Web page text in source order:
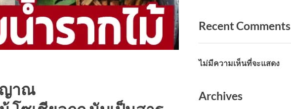
ญาณ
Recent Comments
ไม่มีความเห็นที่จะแสดง
Archives